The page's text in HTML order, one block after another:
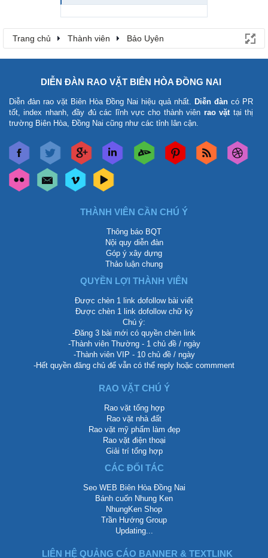
Trang chủ Thành viên Bảo Uyên
DIỄN ĐÀN RAO VẶT BIÊN HÒA ĐỒNG NAI
Diễn đàn rao vặt Biên Hòa Đồng Nai hiệu quả nhất. Diễn đàn có PR
tốt, index nhanh, đầy đủ các lĩnh vực cho thành viên rao vặttại thị
trường Biên Hòa, Đồng Nai cũng như các tỉnh lân cận.
THÀNH VIÊN CẦN CHÚ Ý
Thông báo BQT
Nội quy diễn đàn
Góp ý xây dựng
Thảo luận chung
QUYỀN LỢI THÀNH VIÊN
Được chèn 1 link dofollow bài viết
Được chèn 1 link dofollow chữ ký
Chú ý:
-Đăng 3 bài mới có quyền chèn link
-Thành viên Thường - 1 chủ đề / ngày
-Thành viên VIP - 10 chủ đề / ngày
-Hết quyền đăng chủ để vẫn có thể reply hoặc commment
RAO VẶT CHÚ Ý
Rao vặt tổng hợp
Rao vặt nhà đất
Rao vặt mỹ phẩm làm đẹp
Rao vặt điện thoại
Giải trí tổng hợp
CÁC ĐỐI TÁC
Seo WEB Biên Hòa Đồng Nai
Bánh cuốn Nhung Ken
NhungKen Shop
Trần Hướng Group
Updating...
LIÊN HỆ QUẢNG CÁO BANNER & TEXTLINK